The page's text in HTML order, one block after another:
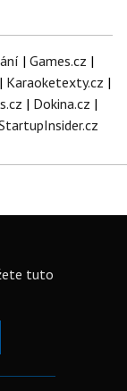
| Games.cz |
| Karaoketexty.cz |
| Dokina.cz |
tuto